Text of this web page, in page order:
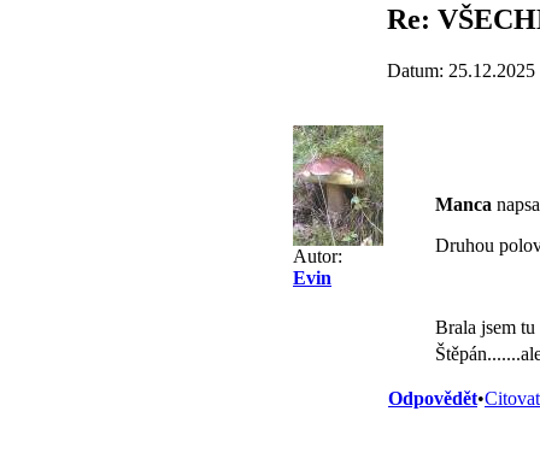
Autor:
Evin
Re:
Datum: 25.12.2025
Manca
Druhou
Brala jsem tu
Odpovědět•Citovat